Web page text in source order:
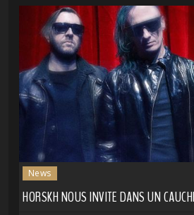
News
HORSKH NOUS INVITE DANS UN